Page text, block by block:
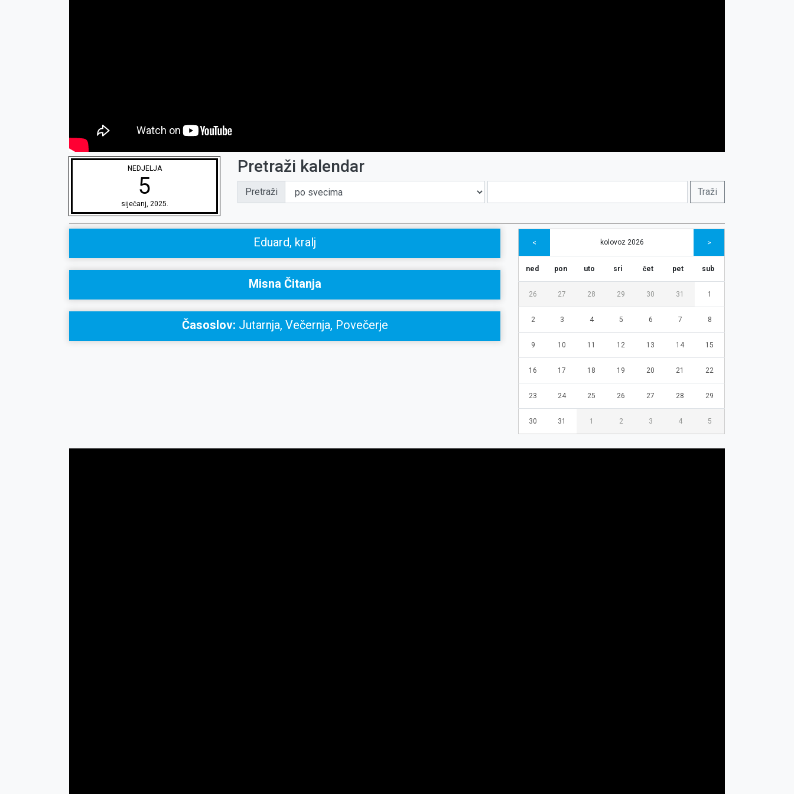
NEDJELJA
5
siječanj, 2025.
Pretraži kalendar
Pretraži
Eduard, kralj
Misna Čitanja
Časoslov: Jutarnja, Večernja, Povečerje
< kolovoz 2026 >
ned pon uto sri čet pet sub
26 27 28 29 30 31 1
2 3 4 5 6 7 8
9 10 11 12 13 14 15
16 17 18 19 20 21 22
23 24 25 26 27 28 29
30 31 1 2 3 4 5